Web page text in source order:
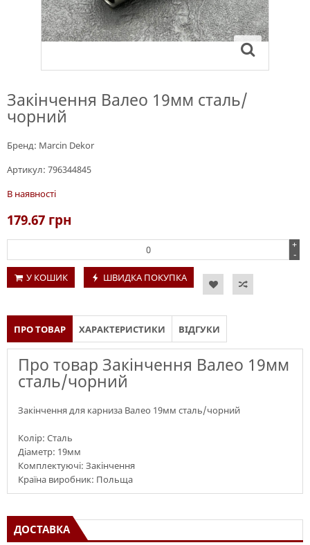
Закінчення Валео 19мм сталь/
чорний
Бренд: Marcin Dekor
Артикул: 796344845
В наявності
179.67 грн
+
-
У КОШИК
ШВИДКА ПОКУПКА
ПРО ТОВАР ХАРАКТЕРИСТИКИ ВІДГУКИ
Про товар Закінчення Валео 19мм
сталь/чорний
Закінчення для карниза Валео 19мм сталь/чорний
Колір: Сталь
Діаметр: 19мм
Комплектуючі: Закінчення
Країна виробник: Польща
ДОСТАВКА